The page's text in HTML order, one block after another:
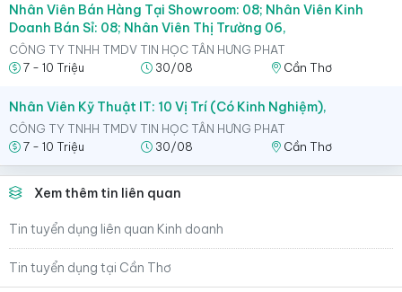
Nhân Viên Bán Hàng Tại Showroom: 08; Nhân Viên Kinh
Doanh Bán Sỉ: 08; Nhân Viên Thị Trường 06,
CÔNG TY TNHH TMDV TIN HỌC TÂN HƯNG PHAT
7 - 10 Triệu
30/08 Cần Thơ
Nhân Viên Kỹ Thuật IT: 10 Vị Trí (Có Kinh Nghiệm),
CÔNG TY TNHH TMDV TIN HỌC TÂN HƯNG PHAT
7 - 10 Triệu
30/08 Cần Thơ
Xem thêm tin liên quan
Tin tuyển dụng liên quan Kinh doanh
Tin tuyển dụng tại Cần Thơ